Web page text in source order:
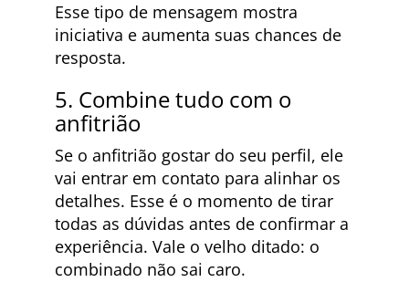
Esse tipo de mensagem mostra
iniciativa e aumenta suas chances de
resposta.
5. Combine tudo com o
anfitrião
Se o anfitrião gostar do seu perfil, ele
vai entrar em contato para alinhar os
detalhes. Esse é o momento de tirar
todas as dúvidas antes de confirmar a
experiência. Vale o velho ditado: o
combinado não sai caro.